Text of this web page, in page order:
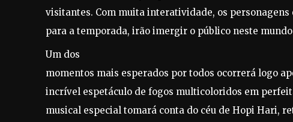
visitantes. Com muita interatividade, os personagens
para a temporada, irão imergir o público neste
Um dos
momentos mais esperados por todos ocorrerá logo
incrível espetáculo de fogos multicoloridos em
musical especial tomará conta do céu de Hopi Hari,